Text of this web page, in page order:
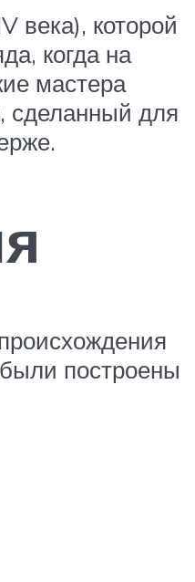
века), которой
когда на
мастера
сделанный для
построены